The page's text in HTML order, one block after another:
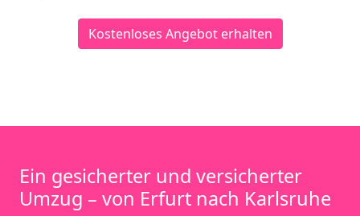
Kostenloses Angebot erhalten
Ein gesicherter und versicherter
Umzug – von Erfurt nach Karlsruhe